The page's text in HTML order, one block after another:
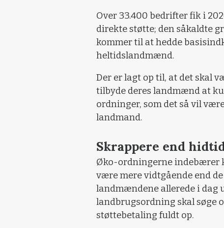
Over 33.400 bedrifter fik i
direkte støtte; den såkaldte
kommer til at hedde
heltidslandmænd.
Der er lagt op til, at det skal
tilbyde deres landmænd at
ordninger, som det så vil
landmand.
Skrappere end
Øko-ordningerne indebærer
være mere vidtgående end
landmændene allerede i dag
landbrugsordning skal søge
støttebetaling fuldt op.